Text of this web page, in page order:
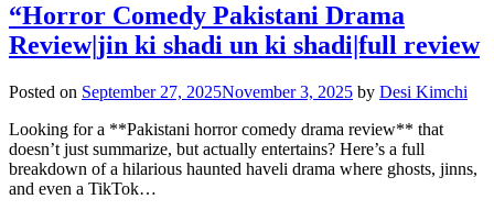
“Horror Comedy Pakistani Drama
Review|jin ki shadi un ki shadi|full review
Posted on September 27, 2025November 3, 2025 by Desi Kimchi
Looking for a **Pakistani horror comedy drama review** that
doesn’t just summarize, but actually entertains? Here’s a full
breakdown of a hilarious haunted haveli drama where ghosts, jinns,
and even a TikTok…